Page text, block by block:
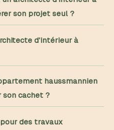
son projet seul ?
d'intérieur à
haussmannien
son cachet ?
des travaux